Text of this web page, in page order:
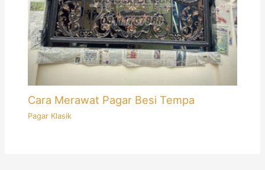
Cara Merawat Pagar Besi Tempa
Pagar Klasik